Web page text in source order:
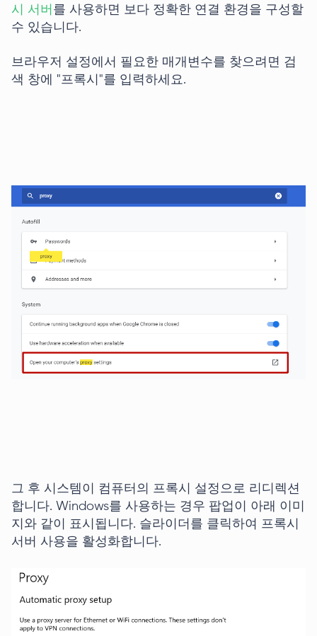
시 서버 를 사용하면 보다 정확한 연결 환경을 구성할
수 있습니다.
브라우저 설정에서 필요한 매개변수를 찾으려면 검
색 창에 "프록시"를 입력하세요.
그 후 시스템이 컴퓨터의 프록시 설정으로 리디렉션
합니다. Windows를 사용하는 경우 팝업이 아래 이미
지와 같이 표시됩니다. 슬라이더를 클릭하여 프록시
서버 사용을 활성화합니다.